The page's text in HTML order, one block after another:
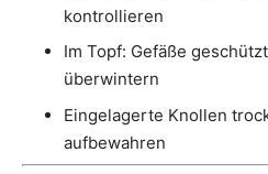
kontrollieren
Im Topf: Gefäße
überwintern
Eingelagerte Knollen
aufbewahren